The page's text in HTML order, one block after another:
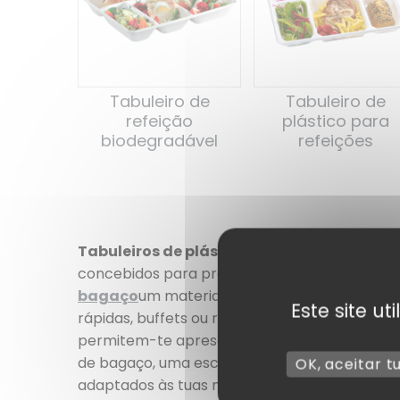
Tabuleiro de
refeição
biodegradável
Tabuleiro de
plástico para
refeições
Tabuleiros de plástico ou de bagaço:
concebidos para profissionais e particulares.
bagaçoum material biodegradável feito de
rápidas, buffets ou refeições para levar. São
permitem-te apresentar os teus pratos de
de bagaço, uma escolha ecológica perfeita
adaptados às tuas necessidades, sem
Este site
OK, aceitar